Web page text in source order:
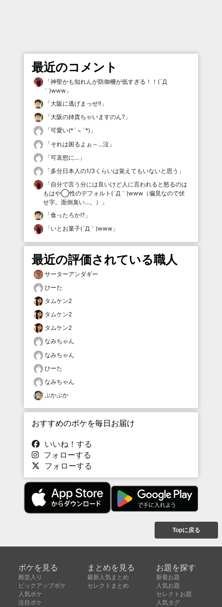
最近のコメント
「神聖かも知れんが防御柵が低すぎる！！(´Д
｀)www 」
「大阪に逃げまっせ!! 」
「大阪の姉貴ちゃいますのん? 」
「可愛い(*´﹃`*) 」
「それは困るよぉ～…泣 」
「可哀想に… 」
「多分日本人の1/3くらいは覚えてもいないと思う 」
「自分で言う分には良いけど人に言われると怒るのは
もはや◯性のデフォルト(´Д｀)www（偏見なので伏
せ字。面倒臭い…。）
」
「食ったろか!? 」
「いとお菓子(´Д｀)www 」
最近の評価されている職人
サーターアンダギー
ひーた
タムケン2
タムケン2
タムケン2
なみちゃん
なみちゃん
ひーた
なみちゃん
ぷかぷか
おすすめのボケを毎日お届け
いいね！する
フォローする
フォローする
Topに戻る
ボケを見る
殿堂入り
ピックアップボケ
人気ボケ
注目ボケ
まとめを見る
最新人気まとめ
セレクトまとめ
お題を探す
新着お題
人気お題
セレクトお題
人気タグ